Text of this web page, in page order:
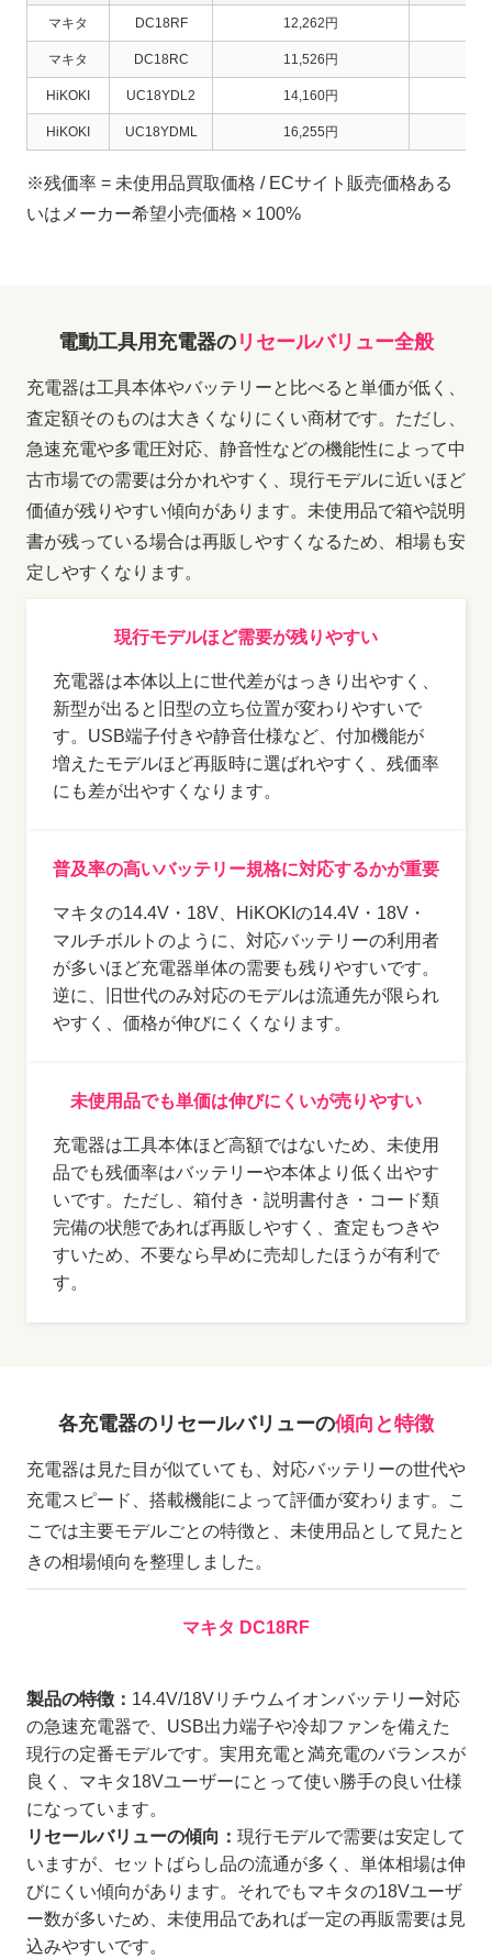
マキタ DC18RF 12,262円
マキタ DC18RC 11,526円
HiKOKI UC18YDL2 14,160円
HiKOKI UC18YDML 16,255円
※残価率 = 未使用品買取価格 / ECサイト販売価格ある
いはメーカー希望小売価格 × 100%
電動工具用充電器の リセールバリュー全般
充電器は工具本体やバッテリーと比べると単価が低く、
査定額そのものは大きくなりにくい商材です。ただし、
急速充電や多電圧対応、静音性などの機能性によって中
古市場での需要は分かれやすく、現行モデルに近いほど
価値が残りやすい傾向があります。未使用品で箱や説明
書が残っている場合は再販しやすくなるため、相場も安
定しやすくなります。
現行モデルほど需要が残りやすい
充電器は本体以上に世代差がはっきり出やすく、
新型が出ると旧型の立ち位置が変わりやすいで
す。USB端子付きや静音仕様など、付加機能が
増えたモデルほど再販時に選ばれやすく、残価率
にも差が出やすくなります。
普及率の高いバッテリー規格に対応するかが重要
マキタの14.4V・18V、HiKOKIの14.4V・18V・
マルチボルトのように、対応バッテリーの利用者
が多いほど充電器単体の需要も残りやすいです。
逆に、旧世代のみ対応のモデルは流通先が限られ
やすく、価格が伸びにくくなります。
未使用品でも単価は伸びにくいが売りやすい
充電器は工具本体ほど高額ではないため、未使用
品でも残価率はバッテリーや本体より低く出やす
いです。ただし、箱付き・説明書付き・コード類
完備の状態であれば再販しやすく、査定もつきや
すいため、不要なら早めに売却したほうが有利で
す。
各充電器のリセールバリューの傾向と特徴
充電器は見た目が似ていても、対応バッテリーの世代や
充電スピード、搭載機能によって評価が変わります。こ
こでは主要モデルごとの特徴と、未使用品として見たと
きの相場傾向を整理しました。
マキタ DC18RF
製品の特徴： 14.4V/18Vリチウムイオンバッテリー対応
の急速充電器で、USB出力端子や冷却ファンを備えた
現行の定番モデルです。実用充電と満充電のバランスが
良く、マキタ18Vユーザーにとって使い勝手の良い仕様
になっています。
リセールバリューの傾向： 現行モデルで需要は安定して
いますが、セットばらし品の流通が多く、単体相場は伸
びにくい傾向があります。それでもマキタの18Vユーザ
ー数が多いため、未使用品であれば一定の再販需要は見
込みやすいです。